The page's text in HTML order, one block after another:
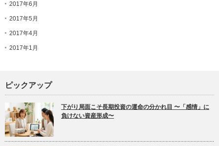
2017年6月
2017年5月
2017年4月
2017年1月
ピックアップ
下がり局面こそ長期投資の運命の分かれ目 〜「感情」に
負けない資産形成〜